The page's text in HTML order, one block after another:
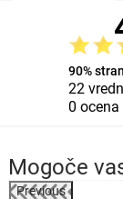
90%
22
0 ocena
Mogoče
Previous